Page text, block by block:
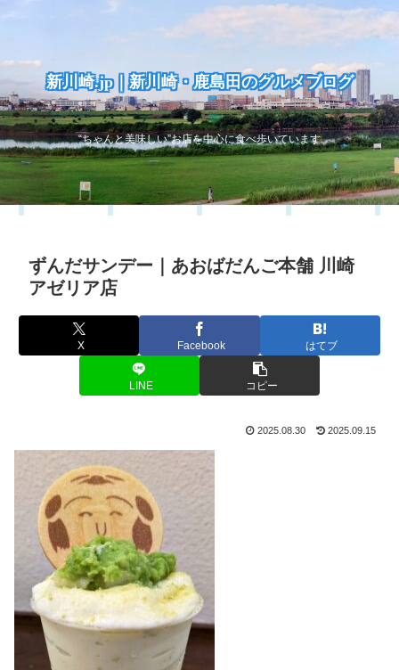
新川崎.jp｜新川崎・鹿島田のグルメブログ
“ちゃんと美味しい”お店を中心に食べ歩いています
ずんだサンデー｜あおばだんご本舗 川崎
アゼリア店
X Facebook はてブ
LINE コピー
2025.08.30 2025.09.15